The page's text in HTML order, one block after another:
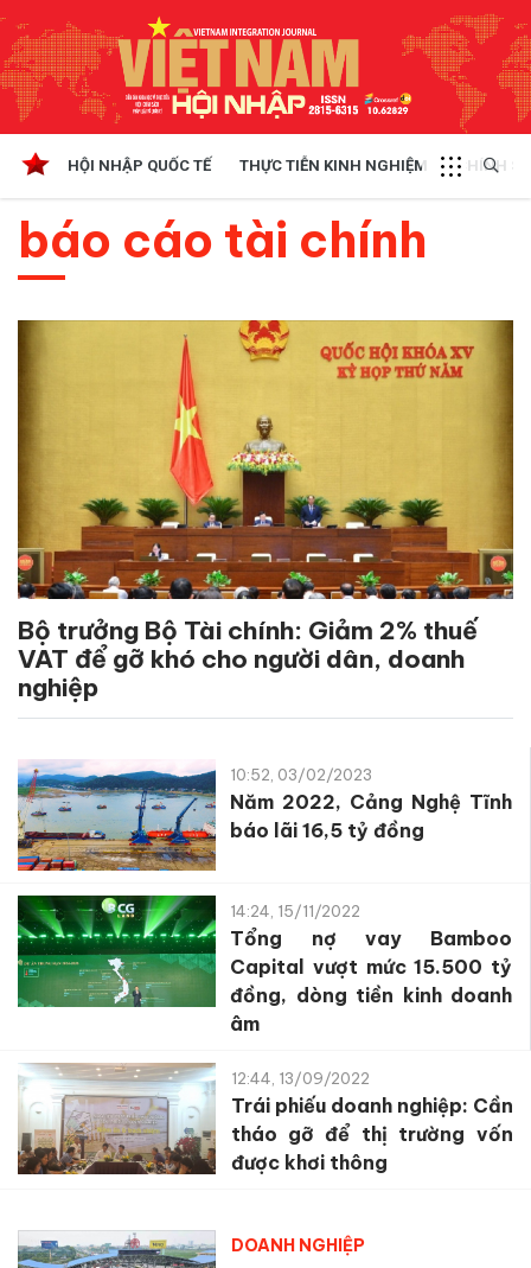
HỘI NHẬP QUỐC TẾ THỰC TIỄN KINH NGHIỆM CHÍNH
báo cáo tài chính
Bộ trưởng Bộ Tài chính: Giảm 2% thuế
VAT để gỡ khó cho người dân, doanh
nghiệp
10:52, 03/02/2023
Năm 2022, Cảng Nghệ Tĩnh
báo lãi 16,5 tỷ đồng
14:24, 15/11/2022
Tổng nợ vay Bamboo
Capital vượt mức 15.500 tỷ
đồng, dòng tiền kinh doanh
âm
12:44, 13/09/2022
Trái phiếu doanh nghiệp: Cần
tháo gỡ để thị trường vốn
được khơi thông
DOANH NGHIỆP